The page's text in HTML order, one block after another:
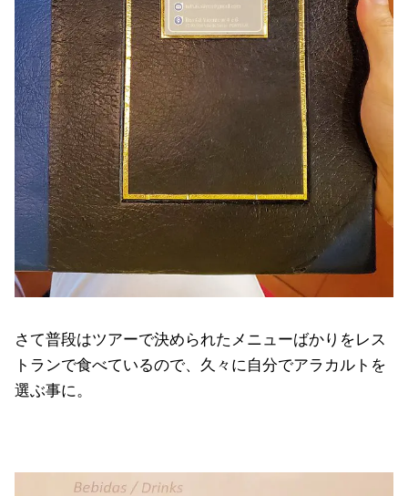
さて普段はツアーで決められたメニューばかりをレス
トランで食べているので、久々に自分でアラカルトを
選ぶ事に。